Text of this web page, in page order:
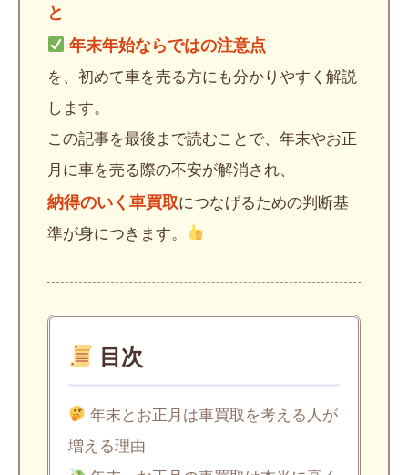
と
年末年始ならではの注意点
を、初めて車を売る方にも分かりやすく解説
します。
この記事を最後まで読むことで、年末やお正
月に車を売る際の不安が解消され、
納得のいく車買取につなげるための判断基
準が身につきます。
目次
年末とお正月は車買取を考える人が
増える理由